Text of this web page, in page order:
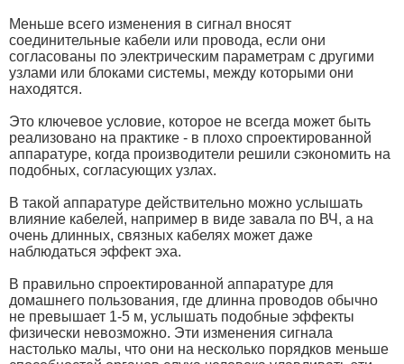
Меньше всего изменения в сигнал вносят
соединительные кабели или провода, если они
согласованы по электрическим параметрам с другими
узлами или блоками системы, между которыми они
находятся.
Это ключевое условие, которое не всегда может быть
реализовано на практике - в плохо спроектированной
аппаратуре, когда производители решили сэкономить на
подобных, согласующих узлах.
В такой аппаратуре действительно можно услышать
влияние кабелей, например в виде завала по ВЧ, а на
очень длинных, связных кабелях может даже
наблюдаться эффект эха.
В правильно спроектированной аппаратуре для
домашнего пользования, где длинна проводов обычно
не превышает 1-5 м, услышать подобные эффекты
физически невозможно. Эти изменения сигнала
настолько малы, что они на несколько порядков меньше